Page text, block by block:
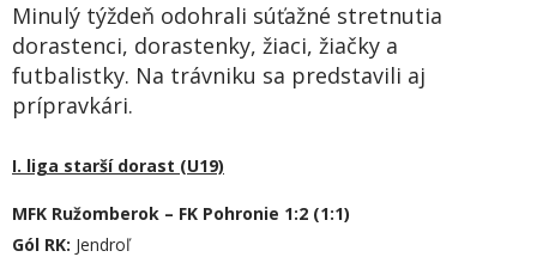
Minulý týždeň odohrali súťažné stretnutia
dorastenci, dorastenky, žiaci, žiačky a
futbalistky. Na trávniku sa predstavili aj
prípravkári.
I. liga starší dorast (U19)
MFK Ružomberok – FK Pohronie 1:2 (1:1)
Gól RK: Jendroľ